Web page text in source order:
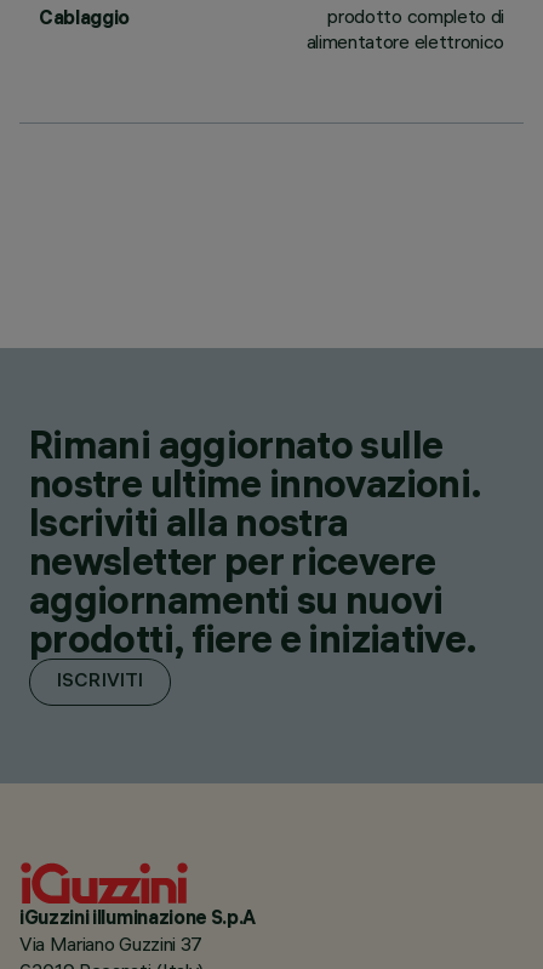
Cablaggio
prodotto completo di
alimentatore elettronico
Rimani aggiornato sulle
nostre ultime innovazioni.
Iscriviti alla nostra
newsletter per ricevere
aggiornamenti su nuovi
prodotti, fiere e iniziative.
ISCRIVITI
iGuzzini illuminazione S.p.A
Via Mariano Guzzini 37